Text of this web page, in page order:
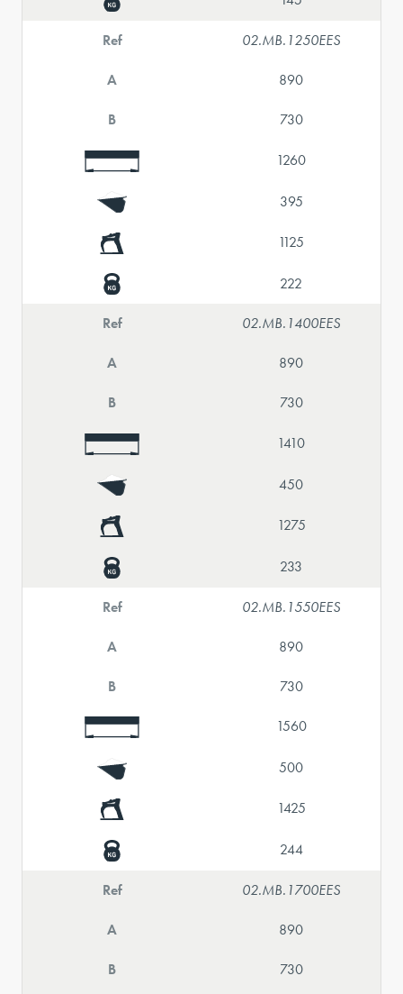
Ref 02.MB.1250EES
A 890
B 730
1260
395
1125
222
Ref 02.MB.1400EES
A 890
B 730
1410
450
1275
233
Ref 02.MB.1550EES
A 890
B 730
1560
500
1425
244
Ref 02.MB.1700EES
A 890
B 730